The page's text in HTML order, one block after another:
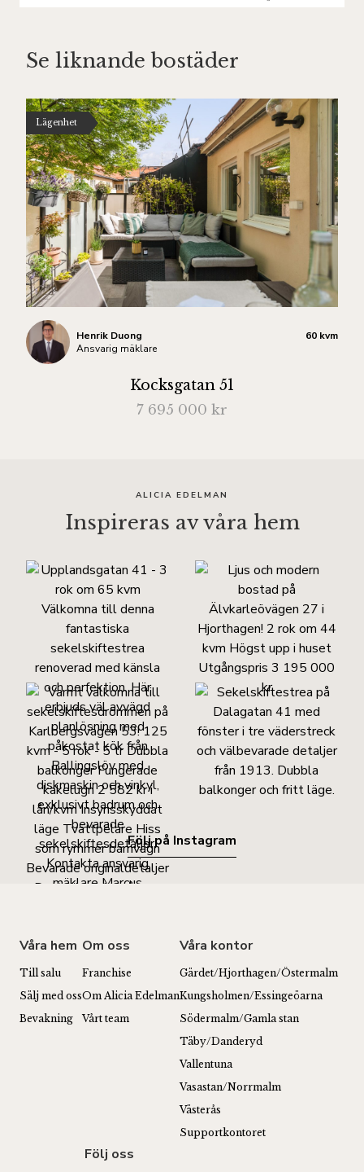
Se liknande bostäder
Lägenhet
Henrik Duong
Ansvarig mäklare
60 kvm
Kocksgatan 51
7 695 000 kr
ALICIA EDELMAN
Inspireras av våra hem
Följ på Instagram
Våra hem
Till salu
Sälj med oss
Bevakning
Om oss
Franchise
Om Alicia Edelman
Vårt team
Våra kontor
Gärdet/Hjorthagen/Östermalm
Kungsholmen/Essingeöarna
Södermalm/Gamla stan
Täby/Danderyd
Vallentuna
Vasastan/Norrmalm
Västerås
Supportkontoret
Följ oss